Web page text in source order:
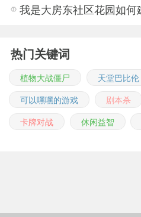
热门关键词
植物大战僵尸 天堂巴比伦
可以嘿嘿的游戏
剧本杀
卡牌对战
休闲益智